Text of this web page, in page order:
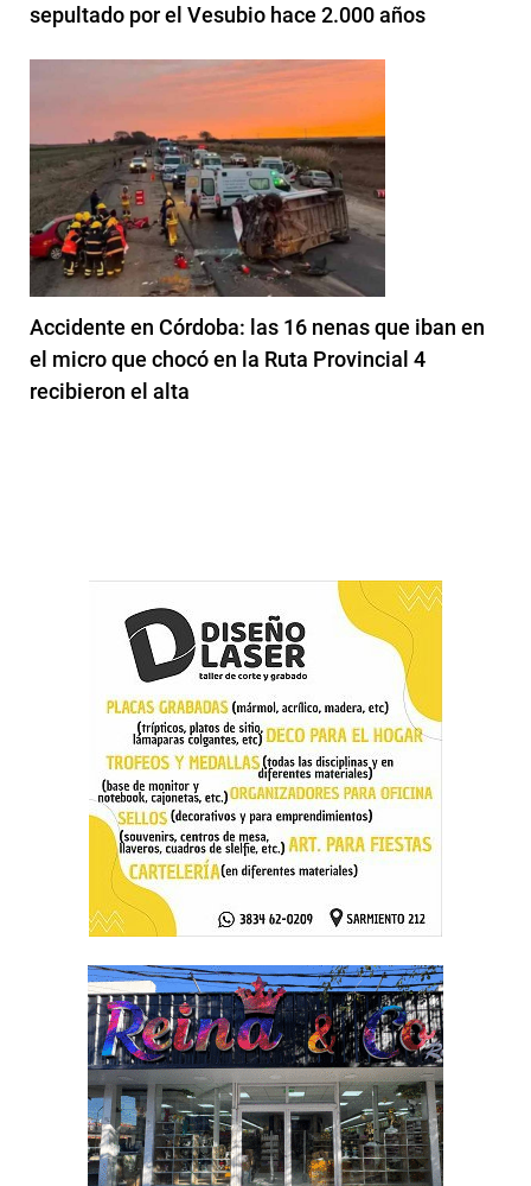
sepultado por el Vesubio hace 2.000 años
Accidente en Córdoba: las 16 nenas que iban en
el micro que chocó en la Ruta Provincial 4
recibieron el alta